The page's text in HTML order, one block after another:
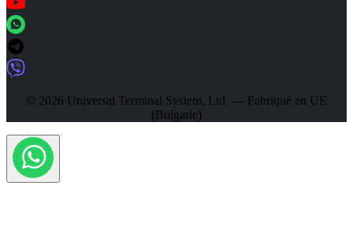
© 2026 Universal Terminal System, Ltd. — Fabriqué en UE
(Bulgarie)